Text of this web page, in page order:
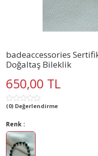
badeaccessories
Doğaltaş Bileklik
650,00 TL
(0) Değerlendirme
Renk :